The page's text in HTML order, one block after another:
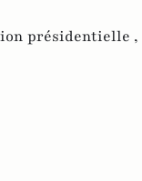
présidentielle ,